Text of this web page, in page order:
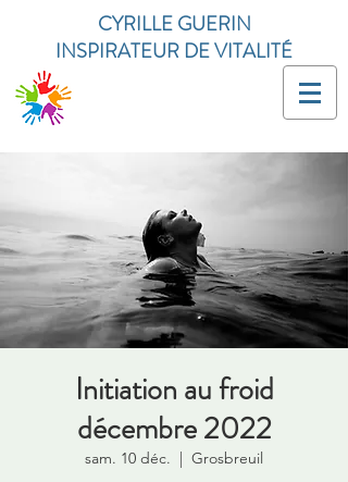
CYRILLE GUERIN
INSPIRATEUR DE VITALITÉ
Initiation au froid
décembre 2022
sam. 10 déc.
  |
Grosbreuil